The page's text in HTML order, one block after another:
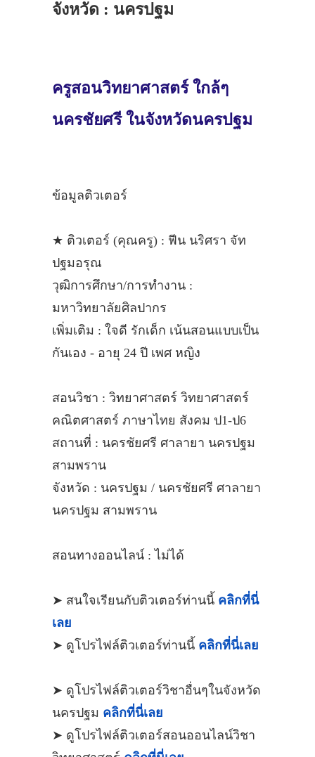
จังหวัด : นครปฐม
ครูสอนวิทยาศาสตร์ ใกล้ๆ
นครชัยศรี ในจังหวัดนครปฐม
ข้อมูลติวเตอร์
★ ติวเตอร์ (คุณครู) : ฟีน นริศรา จัท
ปฐมอรุณ
วุฒิการศึกษา/การทำงาน :
มหาวิทยาลัยศิลปากร
เพิ่มเติม : ใจดี รักเด็ก เน้นสอนแบบเป็น
กันเอง - อายุ 24 ปี เพศ หญิง
สอนวิชา : วิทยาศาสตร์ วิทยาศาสตร์
คณิตศาสตร์ ภาษาไทย สังคม ป1-ป6
สถานที่ : นครชัยศรี ศาลายา นครปฐม
สามพราน
จังหวัด : นครปฐม / นครชัยศรี ศาลายา
นครปฐม สามพราน
สอนทางออนไลน์ : ไม่ได้
➤ สนใจเรียนกับติวเตอร์ท่านนี้ คลิกที่นี่
เลย
➤ ดูโปรไฟล์ติวเตอร์ท่านนี้ คลิกที่นี่เลย
➤ ดูโปรไฟล์ติวเตอร์วิชาอื่นๆในจังหวัด
นครปฐม คลิกที่นี่เลย
➤ ดูโปรไฟล์ติวเตอร์สอนออนไลน์วิชา